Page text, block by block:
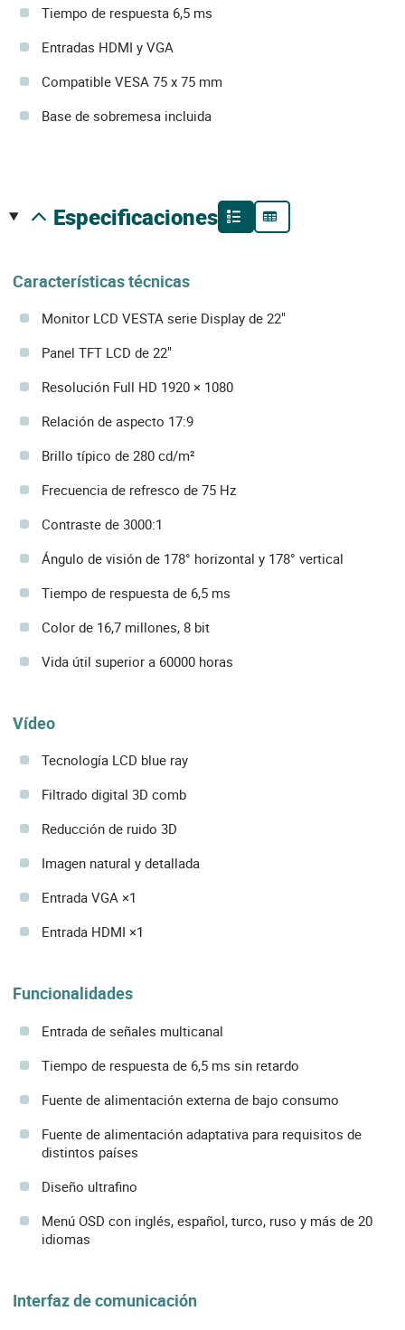
Tiempo de respuesta 6,5 ms
Entradas HDMI y VGA
Compatible VESA 75 x 75 mm
Base de sobremesa incluida
especificaciones
Características técnicas
Monitor LCD VESTA serie Display de 22"
Panel TFT LCD de 22"
Resolución Full HD 1920 × 1080
Relación de aspecto 17:9
Brillo típico de 280 cd/m²
Frecuencia de refresco de 75 Hz
Contraste de 3000:1
Ángulo de visión de 178° horizontal y 178° vertical
Tiempo de respuesta de 6,5 ms
Color de 16,7 millones, 8 bit
Vida útil superior a 60000 horas
Vídeo
Tecnología LCD blue ray
Filtrado digital 3D comb
Reducción de ruido 3D
Imagen natural y detallada
Entrada VGA ×1
Entrada HDMI ×1
Funcionalidades
Entrada de señales multicanal
Tiempo de respuesta de 6,5 ms sin retardo
Fuente de alimentación externa de bajo consumo
Fuente de alimentación adaptativa para requisitos de
distintos países
Diseño ultrafino
Menú OSD con inglés, español, turco, ruso y más de 20
idiomas
Interfaz de comunicación